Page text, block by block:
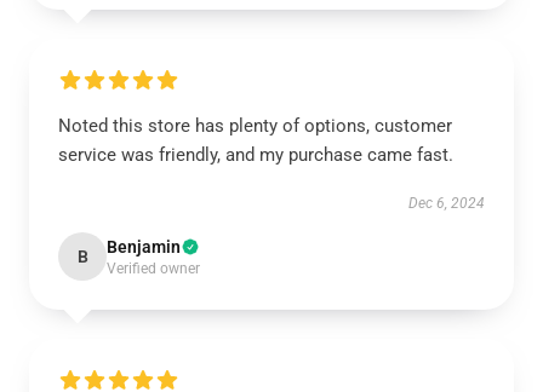
Noted this store has plenty of options, customer
service was friendly, and my purchase came fast.
Dec 6, 2024
B Benjamin
Verified owner